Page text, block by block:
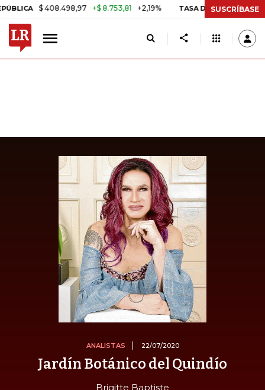
$ 408.498,97 +$ 8.753,81 +2,19% TASA DE USURA CRÉDITO
SUSCRÍBASE
ANALISTAS 22/07/2020
Jardín Botánico del Quindío
Brigitte Baptiste